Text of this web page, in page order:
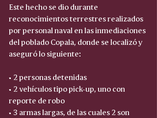
Este hecho se dio durante
reconocimientos terrestres realizados
por personal naval en las inmediaciones
del poblado Copala, donde se localizó y
aseguró lo siguiente:
• 2 personas detenidas
• 2 vehículos tipo pick-up, uno con
reporte de robo
• 3 armas largas, de las cuales 2 son